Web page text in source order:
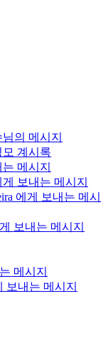
의 메시지
계시록
메시지
보내는 메시지
에게 보내는 메시
보내는 메시지
메시지
보내는 메시지